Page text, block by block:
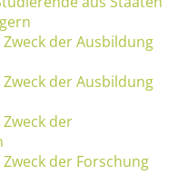
der Ausbildung
der Ausbildung
der
der Forschung